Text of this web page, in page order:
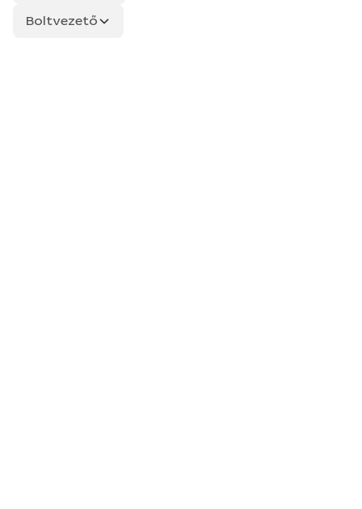
Boltvezető